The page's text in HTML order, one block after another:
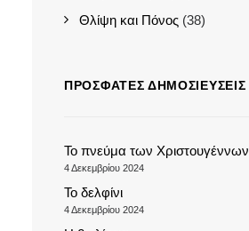
Θλίψη και Πόνος (38)
ΠΡΌΣΦΑΤΕΣ ΔΗΜΟΣΙΕΎΣΕΙΣ
Το πνεύμα των Χριστουγέννων
4 Δεκεμβρίου 2024
Το δελφίνι
4 Δεκεμβρίου 2024